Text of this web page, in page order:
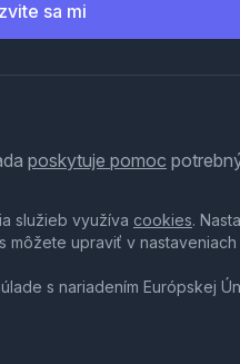
sa mi
poskytuje pomoc
služieb využíva cookies.
môžete upraviť v nastaveniach
s nariadením Európskej